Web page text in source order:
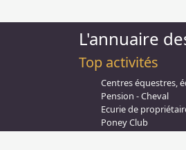
Cookie Consent
L'annuaire
Top activités
Centres équestres,
Pension - Cheval
Ecurie de
Poney Club
Pension - Poney